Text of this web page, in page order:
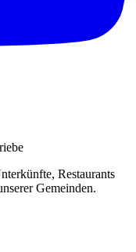
Restaurants
Gemeinden.